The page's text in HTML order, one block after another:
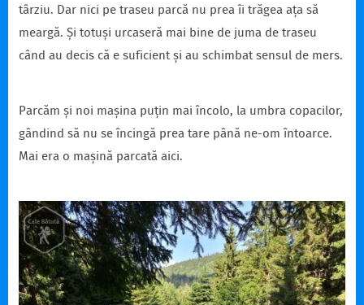
târziu. Dar nici pe traseu parcă nu prea îi trăgea ața să
meargă. Și totuși urcaseră mai bine de juma de traseu
când au decis că e suficient și au schimbat sensul de mers.
Parcăm și noi mașina puțin mai încolo, la umbra copacilor,
gândind să nu se încingă prea tare până ne-om întoarce.
Mai era o mașină parcată aici.